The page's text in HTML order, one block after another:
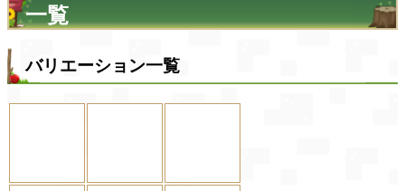
一覧
バリエーション一覧